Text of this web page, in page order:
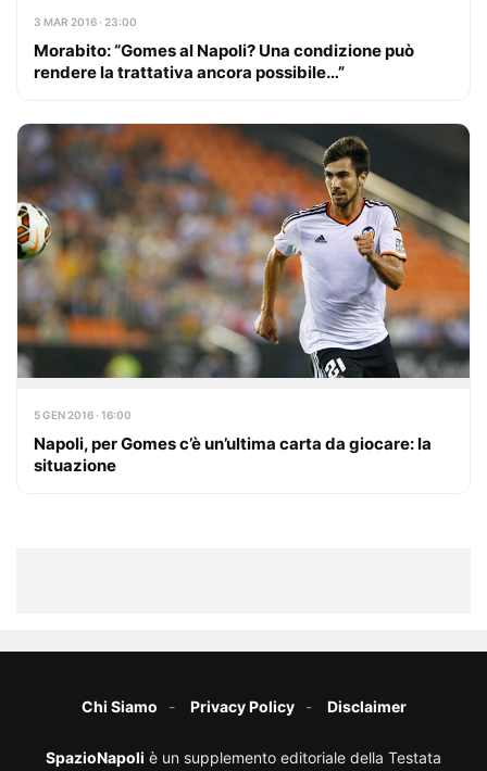
3 MAR 2016 · 23:00
Morabito: “Gomes al Napoli? Una condizione può
rendere la trattativa ancora possibile…”
5 GEN 2016 · 16:00
Napoli, per Gomes c’è un’ultima carta da giocare: la
situazione
Chi Siamo Privacy Policy Disclaimer
SpazioNapoli è un supplemento editoriale della Testata